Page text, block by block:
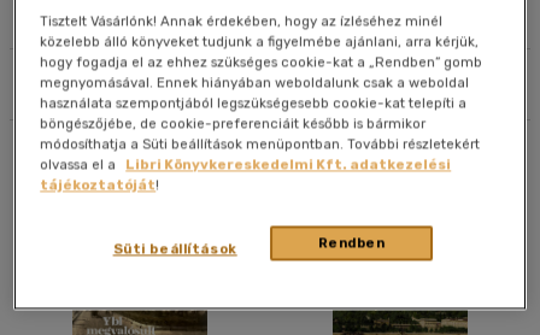
Olvasói vélemények
Szűrés Rendezés
Megjelenítés
20 db / oldal
40 db / oldal
Összesen4db
Tisztelt Vásárlónk! Annak érdekében, hogy az ízléséhez minél
közelebb álló könyveket tudjunk a figyelmébe ajánlani, arra kérjük,
hogy fogadja el az ehhez szükséges cookie-kat a „Rendben” gomb
megnyomásával. Ennek hiányában weboldalunk csak a weboldal
használata szempontjából legszükségesebb cookie-kat telepíti a
böngészőjébe, de cookie-preferenciáit később is bármikor
módosíthatja a Süti beállítások menüpontban. További részletekért
olvassa el a
Libri Könyvkereskedelmi Kft. adatkezelési
tájékoztatóját!
Rendben
Süti beállítások